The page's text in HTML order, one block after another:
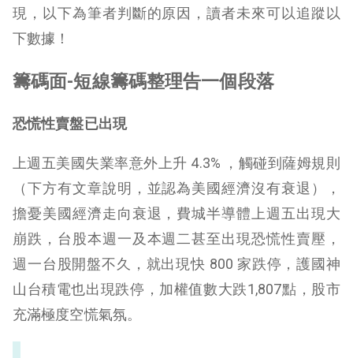
現，以下為筆者判斷的原因，讀者未來可以追蹤以
下數據！
籌碼面-短線籌碼整理告一個段落
恐慌性賣盤已出現
上週五美國失業率意外上升 4.3% ，觸碰到薩姆規則
（下方有文章說明，並認為美國經濟沒有衰退），
擔憂美國經濟走向衰退，費城半導體上週五出現大
崩跌，台股本週一及本週二甚至出現恐慌性賣壓，
週一台股開盤不久，就出現快 800 家跌停，護國神
山台積電也出現跌停，加權值數大跌1,807點，股市
充滿極度空慌氣氛。